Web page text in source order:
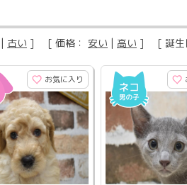
| 古い ] [ 価格： 安い | 高い ] [ 誕生
お気に入り